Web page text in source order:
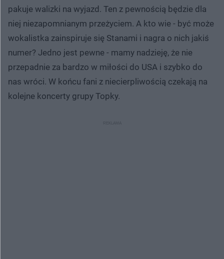
pakuje walizki na wyjazd. Ten z pewnością będzie dla
niej niezapomnianym przeżyciem. A kto wie - być może
wokalistka zainspiruje się Stanami i nagra o nich jakiś
numer? Jedno jest pewne - mamy nadzieję, że nie
przepadnie za bardzo w miłości do USA i szybko do
nas wróci. W końcu fani z niecierpliwością czekają na
kolejne koncerty grupy Topky.